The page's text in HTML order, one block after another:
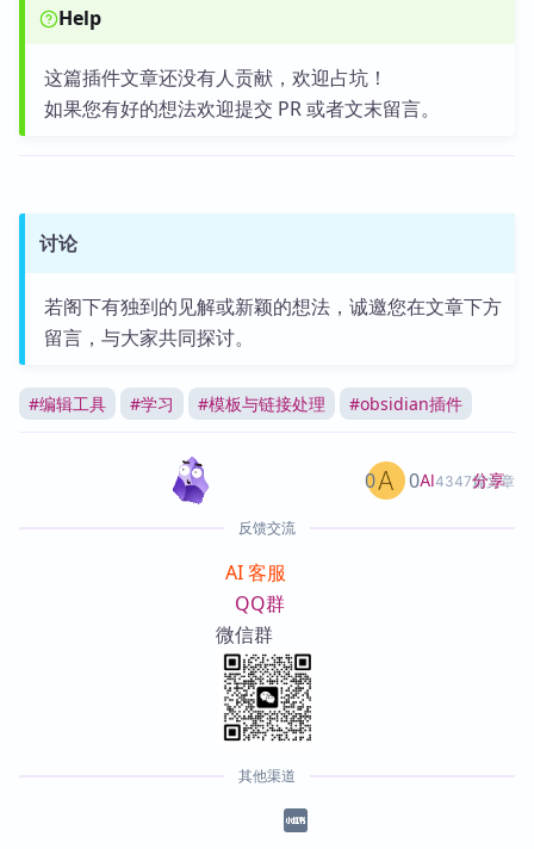
Help
这篇插件文章还没有人贡献，欢迎占坑！
如果您有好的想法欢迎提交 PR 或者文末留言。
讨论
若阁下有独到的见解或新颖的想法，诚邀您在文章下方
留言，与大家共同探讨。
#编辑工具 #学习 #模板与链接处理 #obsidian插件
AI4347篇文章
0 0 分享
反馈交流
AI 客服
QQ群
微信群
其他渠道